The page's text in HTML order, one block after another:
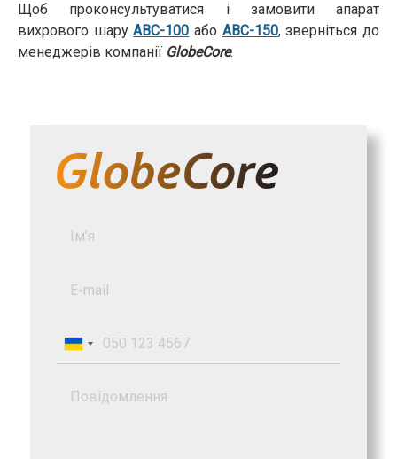
Щоб проконсультуватися і замовити апарат
вихрового шаруАВС-100 або АВС-150, зверніться до
менеджерів компанії GlobeCore.